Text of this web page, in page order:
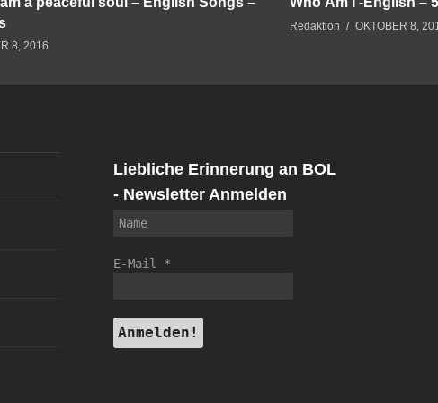
8, 2016
Redaktion OKTOBER 8,
Liebliche Erinnerung an BOL
- Newsletter Anmelden
E-Mail *